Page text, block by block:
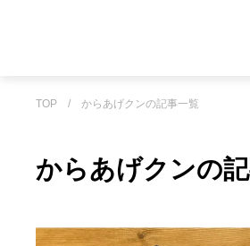
TOP / からあげクンの記事一覧
からあげクンの